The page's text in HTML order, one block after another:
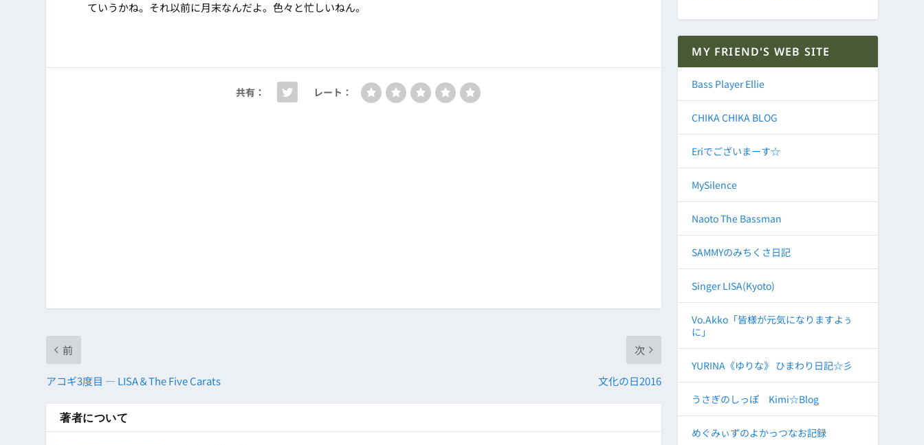
ていうかね。それ以前に月末なんだよ。色々と忙しいねん。
共有： レート：
前
アコギ3度目 ― LISA＆The Five Carats
次
文化の日2016
著者について
MY FRIEND'S WEB SITE
Bass Player Ellie
CHIKA CHIKA BLOG
Eriでございまーす☆
MySilence
Naoto The Bassman
SAMMYのみちくさ日記
Singer LISA(Kyoto)
Vo.Akko「皆様が元気になりますよぅ
に」
YURINA《ゆりな》 ひまわり日記☆彡
うさぎのしっぽ Kimi☆Blog
めぐみぃずのよかっつなお記録